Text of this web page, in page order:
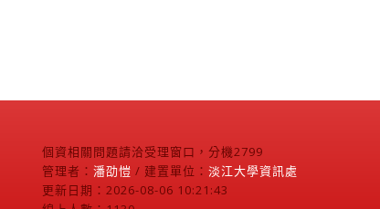
個資相關問題請洽受理窗口，分機2799
管理者： 潘劭愷 / 建置單位： 淡江大學資訊處
更新日期：2026-08-06 10:21:43